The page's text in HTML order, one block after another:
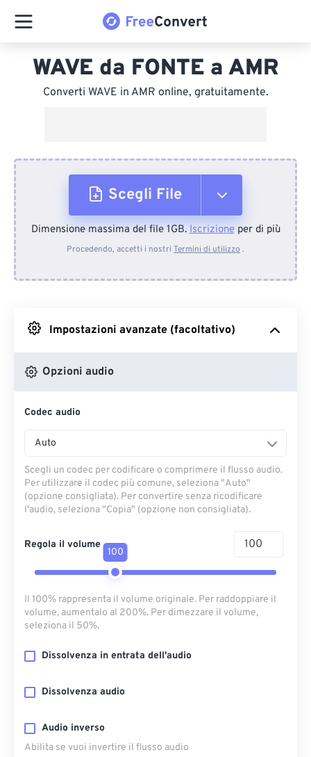
WAVE da FONTE a AMR
Converti WAVE in AMR online, gratuitamente.
Scegli File
Dal dispositivo
Da Google Drive
Dimensione massima del file 1GB.Iscrizioneper di più
Procedendo, accetti i nostri Termini di utilizzo .
Impostazioni avanzate (facoltativo)
Opzioni audio
Codec audio
Auto
Scegli un codec per codificare o comprimere il flusso audio.
Per utilizzare il codec più comune, seleziona "Auto"
(opzione consigliata). Per convertire senza ricodificare
l'audio, seleziona "Copia" (opzione non consigliata).
Regola il volume
100
Il 100% rappresenta il volume originale. Per raddoppiare il
volume, aumentalo al 200%. Per dimezzare il volume,
seleziona il 50%.
Dissolvenza in entrata dell'audio
Dissolvenza audio
Audio inverso
Abilita se vuoi invertire il flusso audio